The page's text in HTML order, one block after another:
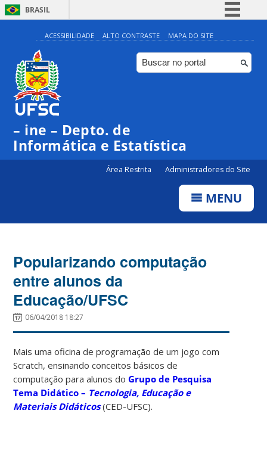
BRASIL
Simplifique!
Comunica BR
Participe
ACESSIBILIDADE ALTO CONTRASTE MAPA DO SITE
– ine – Depto. de
Informática e Estatística
Área Restrita Administradores do Site
MENU
Popularizando computação
entre alunos da
Educação/UFSC
06/04/2018 18:27
Mais uma oficina de programação de um jogo com
Scratch, ensinando conceitos básicos de
computação para alunos doGrupo de Pesquisa
Tema Didático – Tecnologia, Educação e
Materiais Didáticos(CED-UFSC).